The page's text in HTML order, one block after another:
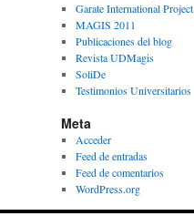
Garate International Project
MAGIS 2011
Publicaciones del blog
Revista UDMagis
SoliDe
Testimonios Universitarios
Meta
Acceder
Feed de entradas
Feed de comentarios
WordPress.org